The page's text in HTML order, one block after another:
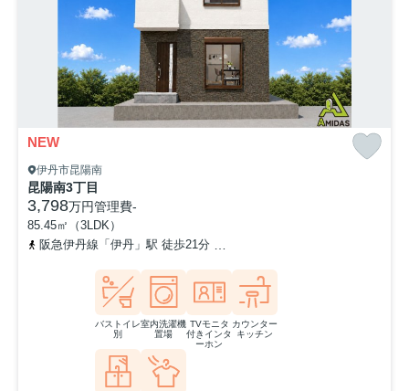
NEW
伊丹市昆陽南
昆陽南3丁目
3,798万円管理費-
85.45㎡（3LDK）
阪急伊丹線「伊丹」駅 徒歩21分
バストイレ
別
室内洗濯機
置場
TVモニタ
付きインタ
ーホン
カウンター
キッチン